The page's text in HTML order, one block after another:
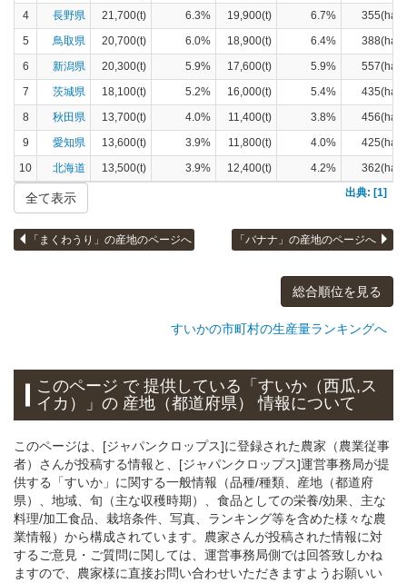
4
長野県 21,700(t) 6.3% 19,900(t) 6.7%
355(ha)
5
鳥取県 20,700(t) 6.0% 18,900(t) 6.4%
388(ha)
6
新潟県 20,300(t) 5.9% 17,600(t) 5.9%
557(ha)
7
茨城県 18,100(t) 5.2% 16,000(t) 5.4%
435(ha)
8
秋田県 13,700(t) 4.0% 11,400(t) 3.8%
456(ha)
9
愛知県 13,600(t) 3.9% 11,800(t) 4.0%
425(ha)
10
北海道 13,500(t) 3.9% 12,400(t) 4.2%
362(ha)
出典: [1]
全て表示
「まくわうり」の産地のページへ 「バナナ」の産地のページへ
総合順位を見る
すいかの市町村の生産量ランキングへ
このページ で 提供している「すいか（西瓜,ス
イカ）」の 産地（都道府県） 情報について
このページは、[ジャパンクロップス]に登録された農家（農業従事
者）さんが投稿する情報と、[ジャパンクロップス]運営事務局が提
供する「すいか」に関する一般情報（品種/種類、産地（都道府
県）、地域、旬（主な収穫時期）、食品としての栄養/効果、主な
料理/加工食品、栽培条件、写真、ランキング等を含めた様々な農
業情報）から構成されています。農家さんが投稿された情報に対
するご意見・ご質問に関しては、運営事務局側では回答致しかね
ますので、農家様に直接お問い合わせいただきますようお願いい